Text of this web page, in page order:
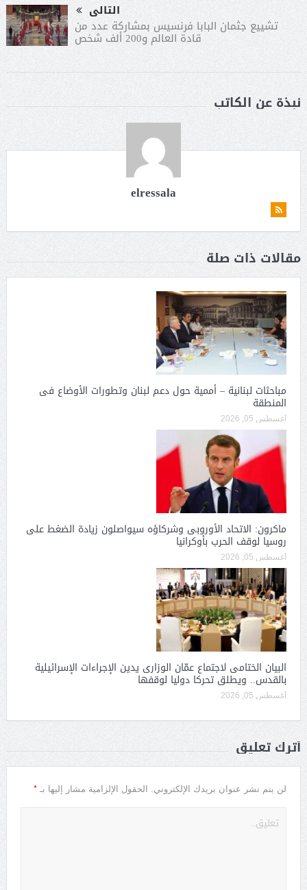
التالى
تشييع جثمان البابا فرنسيس بمشاركة عدد من
قادة العالم و200 ألف شخص
نبذة عن الكاتب
elressala
مقالات ذات صلة
مباحثات لبنانية – أممية حول دعم لبنان وتطورات الأوضاع فى
المنطقة
أغسطس 05, 2026
ماكرون: الاتحاد الأوروبى وشركاؤه سيواصلون زيادة الضغط على
روسيا لوقف الحرب بأوكرانيا
أغسطس 05, 2026
البيان الختامى لاجتماع عمّان الوزارى يدين الإجراءات الإسرائيلية
بالقدس.. ويطلق تحركا دوليا لوقفها
أغسطس 05, 2026
أترك تعليق
لن يتم نشر عنوان بريدك الإلكتروني. الحقول الإلزامية مشار إليها بـ *